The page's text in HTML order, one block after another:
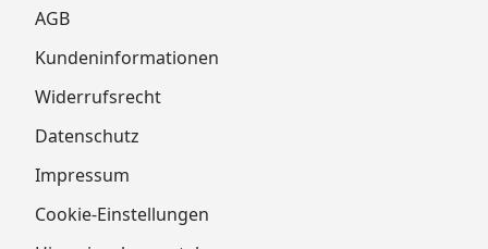
AGB
Kundeninformationen
Widerrufsrecht
Datenschutz
Impressum
Cookie-Einstellungen